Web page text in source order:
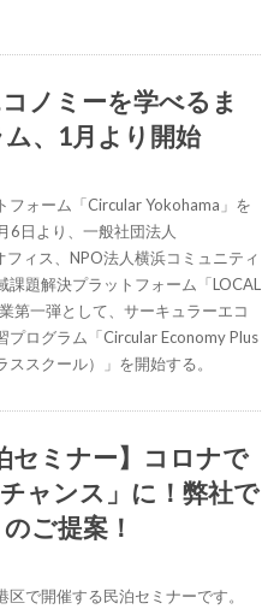
ノミーを学べるま
、1月より開始
ォーム「Circular Yokohama」を
6日より、一般社団法人
ィス、NPO法人横浜コミュニティ
題解決プラットフォーム「LOCAL
第一弾として、サーキュラーエコ
プログラム「Circular Economy Plus
スクール）」を開始する。
セミナー】コロナで
ャンス」に！弊社で
ご提案！
で開催する民泊セミナーです。